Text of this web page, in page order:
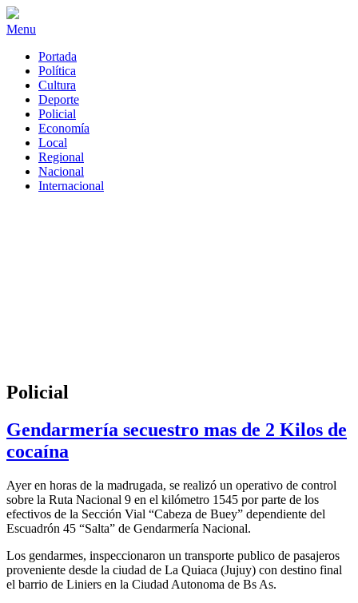
Menu
Portada
Política
Cultura
Deporte
Policial
Economía
Local
Regional
Nacional
Internacional
Policial
Gendarmería secuestro mas de 2 Kilos de
cocaína
Ayer en horas de la madrugada, se realizó un operativo de control
sobre la Ruta Nacional 9 en el kilómetro 1545 por parte de los
efectivos de la Sección Vial “Cabeza de Buey” dependiente del
Escuadrón 45 “Salta” de Gendarmería Nacional.
Los gendarmes, inspeccionaron un transporte publico de pasajeros
proveniente desde la ciudad de La Quiaca (Jujuy) con destino final
el barrio de Liniers en la Ciudad Autonoma de Bs As.